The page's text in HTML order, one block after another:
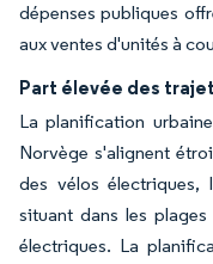
dépenses publiques
aux ventes d'unités à
Part élevée des
La planification
Norvège s'alignent
des vélos
situant dans les
électriques. La